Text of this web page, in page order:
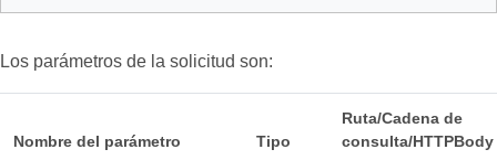
Los parámetros de la solicitud son:
Nombre del parámetro Tipo
Ruta/Cadena de
consulta/HTTPBody